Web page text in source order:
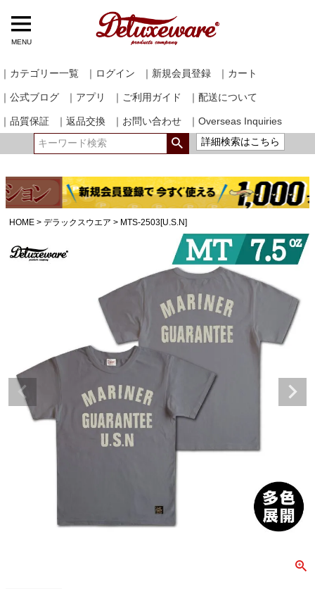
MENU
｜カテゴリー一覧 ｜ログイン ｜新規会員登録 ｜カート
｜公式ブログ ｜アプリ ｜ご利用ガイド ｜配送について
｜品質保証 ｜返品交換 ｜お問い合わせ
｜Overseas Inquiries
詳細検索はこちら
HOME デラックスウエア MTS-2503[U.S.N]